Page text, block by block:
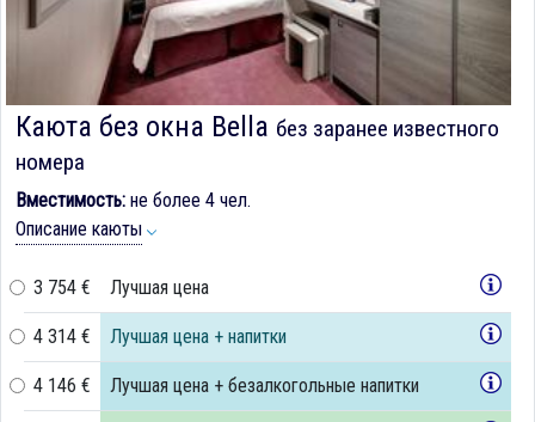
Каюта без окна Bella без заранее известного
номера
Вместимость: не более 4 чел.
Описание каюты
3 754 € Лучшая цена
4 314 € Лучшая цена + напитки
4 146 € Лучшая цена + безалкогольные напитки